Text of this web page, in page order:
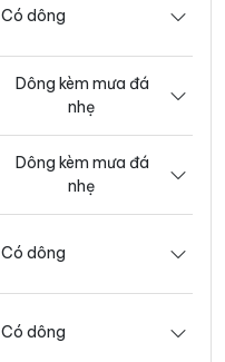
Có dông
Dông kèm mưa đá
nhẹ
Dông kèm mưa đá
nhẹ
Có dông
Có dông